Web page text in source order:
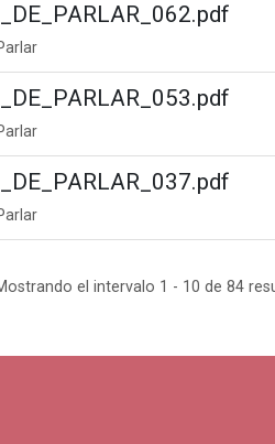
el intervalo 1 - 10 de 84